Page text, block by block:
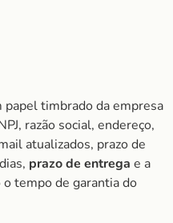
timbrado da empresa
razão social, endereço,
atualizados, prazo de
prazo de entrega e a
tempo de garantia do